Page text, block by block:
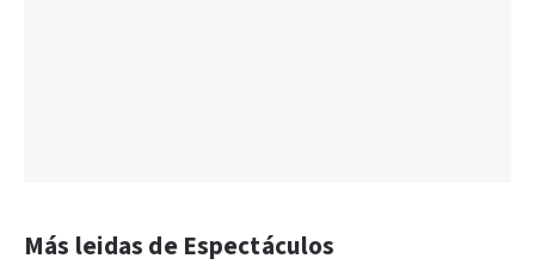
Más leidas de Espectáculos